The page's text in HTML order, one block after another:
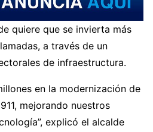
quiere que se invierta más
a través de un
de infraestructura.
en la modernización de
mejorando nuestros
explicó el alcalde